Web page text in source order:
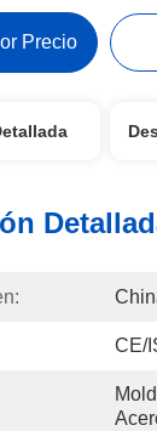
Precio
CE/